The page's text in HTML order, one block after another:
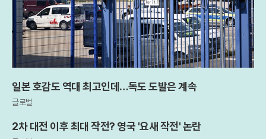
일본 호감도 역대 최고인데…독도 도발은 계속
글로벌
2차 대전 이후 최대 작전? 영국 '요새 작전' 논란